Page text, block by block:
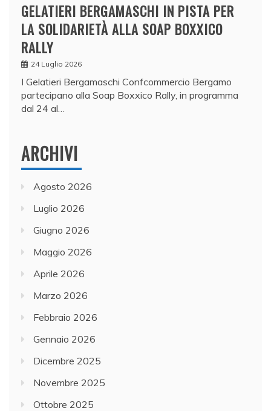
GELATIERI BERGAMASCHI IN PISTA PER
LA SOLIDARIETÀ ALLA SOAP BOXXICO
RALLY
24 Luglio 2026
I Gelatieri Bergamaschi Confcommercio Bergamo
partecipano alla Soap Boxxico Rally, in programma
dal 24 al…
ARCHIVI
Agosto 2026
Luglio 2026
Giugno 2026
Maggio 2026
Aprile 2026
Marzo 2026
Febbraio 2026
Gennaio 2026
Dicembre 2025
Novembre 2025
Ottobre 2025